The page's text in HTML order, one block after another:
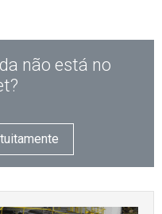
não está no